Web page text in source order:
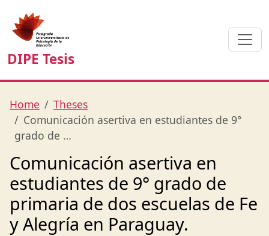
DIPE Tesis
Home
Theses
Comunicación asertiva en estudiantes de 9°
grado de …
Comunicación asertiva en
estudiantes de 9° grado de
primaria de dos escuelas de Fe
y Alegría en Paraguay.